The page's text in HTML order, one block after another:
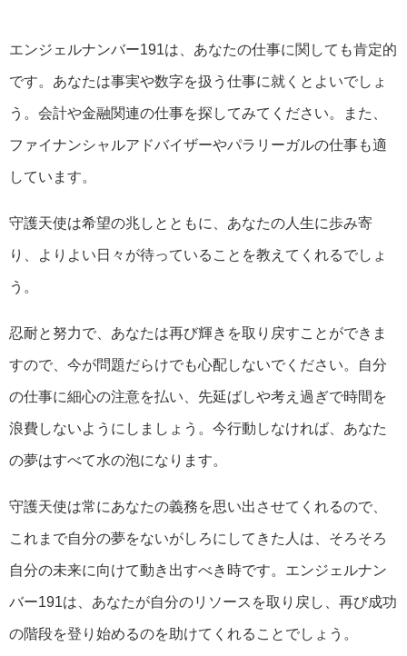
エンジェルナンバー191は、あなたの仕事に関しても肯定的
です。あなたは事実や数字を扱う仕事に就くとよいでしょ
う。会計や金融関連の仕事を探してみてください。また、
ファイナンシャルアドバイザーやパラリーガルの仕事も適
しています。
守護天使は希望の兆しとともに、あなたの人生に歩み寄
り、よりよい日々が待っていることを教えてくれるでしょ
う。
忍耐と努力で、あなたは再び輝きを取り戻すことができま
すので、今が問題だらけでも心配しないでください。自分
の仕事に細心の注意を払い、先延ばしや考え過ぎで時間を
浪費しないようにしましょう。今行動しなければ、あなた
の夢はすべて水の泡になります。
守護天使は常にあなたの義務を思い出させてくれるので、
これまで自分の夢をないがしろにしてきた人は、そろそろ
自分の未来に向けて動き出すべき時です。エンジェルナン
バー191は、あなたが自分のリソースを取り戻し、再び成功
の階段を登り始めるのを助けてくれることでしょう。